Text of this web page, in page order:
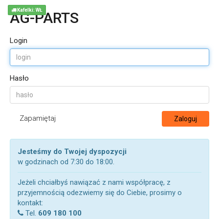
AG-PARTS
Login
Hasło
Zapamiętaj Zaloguj
Jesteśmy do Twojej dyspozycji
w godzinach od 7:30 do 18:00.
Jeżeli chciałbyś nawiązać z nami współpracę, z
przyjemnością odezwiemy się do Ciebie, prosimy o
kontakt:
Tel. 609 180 100
Kafelki: WŁ